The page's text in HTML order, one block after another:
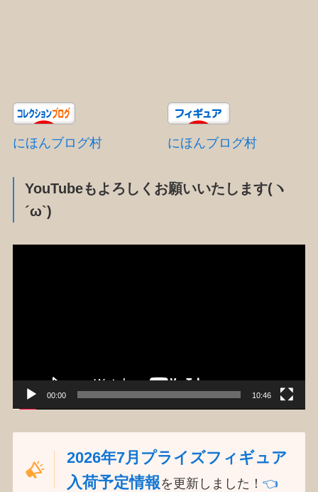
にほんブログ村 にほんブログ村
YouTubeもよろしくお願いいたします(ヽ
´ω`)
00:00 10:46
2026年7月プライズフィギュア
入荷予定情報を更新しました！👈️